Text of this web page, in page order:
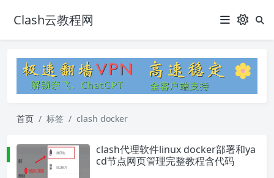
Clash云教程网
首页 标签 clash docker
clash代理软件linux docker部署和ya
cd节点网页管理完整教程含代码